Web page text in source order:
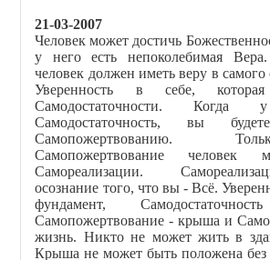
21-03-2007
Человек может достичь
у него есть непоколебимая
человек должен иметь веру в самого
Уверенность в себе,
Самодостаточности.
Самодостаточность, вы
Самопожертвованию.
Самопожертвование человек
Самореализации.
осознание того, что вы - Всё.
фундамент,
Самопожертвование - крыша и
жизнь. Никто не может жить в
Крыша не может быть положена без